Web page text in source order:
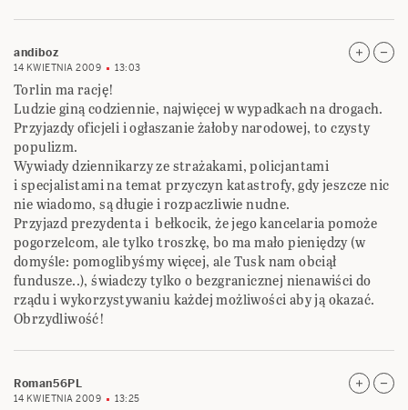
andiboz
14 KWIETNIA 2009 13:03
Torlin ma rację!
Ludzie giną codziennie, najwięcej w wypadkach na drogach.
Przyjazdy oficjeli i ogłaszanie żałoby narodowej, to czysty
populizm.
Wywiady dziennikarzy ze strażakami, policjantami
i specjalistami na temat przyczyn katastrofy, gdy jeszcze nic
nie wiadomo, są długie i rozpaczliwie nudne.
Przyjazd prezydenta i bełkocik, że jego kancelaria pomoże
pogorzelcom, ale tylko troszkę, bo ma mało pieniędzy (w
domyśle: pomoglibyśmy więcej, ale Tusk nam obciął
fundusze..), świadczy tylko o bezgranicznej nienawiści do
rządu i wykorzystywaniu każdej możliwości aby ją okazać.
Obrzydliwość!
Roman56PL
14 KWIETNIA 2009 13:25